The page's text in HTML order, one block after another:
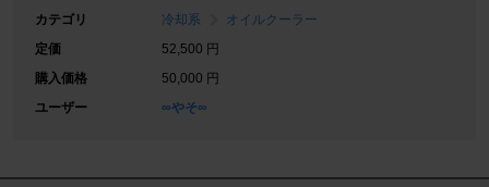
カテゴリ
冷却系
オイルクーラー
定価
52,500 円
購入価格
50,000 円
ユーザー
∞やそ∞